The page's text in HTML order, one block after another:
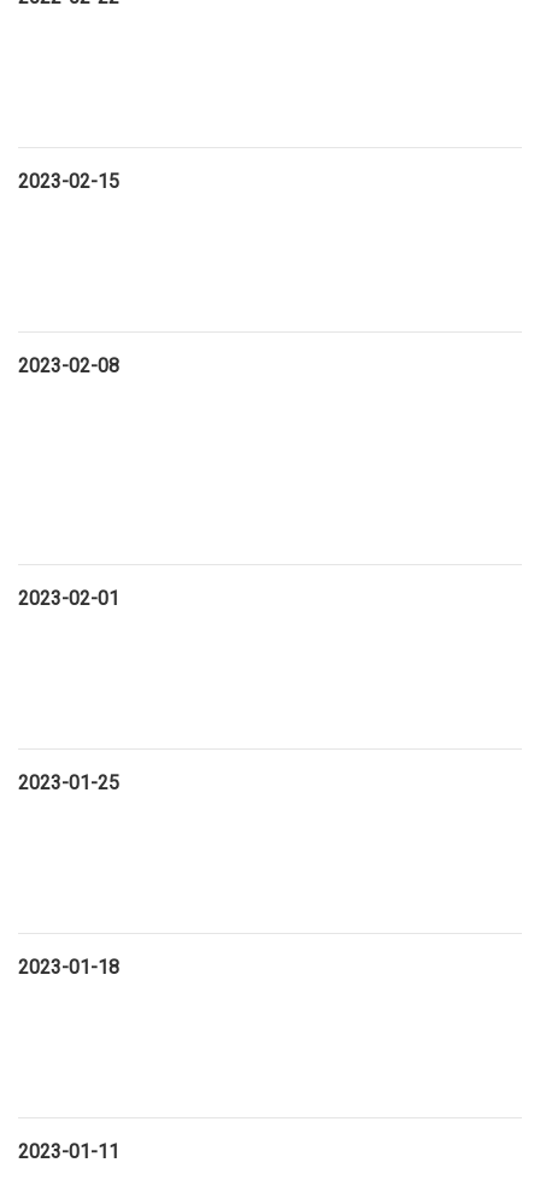
2023-02-15
2023-02-08
2023-02-01
2023-01-25
2023-01-18
2023-01-11